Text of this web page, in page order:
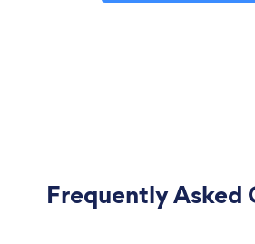
Frequently Asked